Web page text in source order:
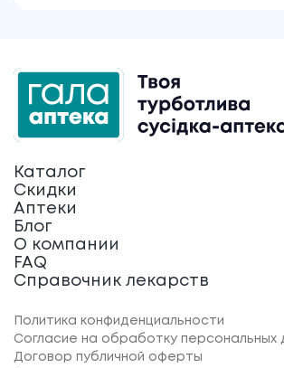
Каталог
Скидки
Аптеки
Блог
О компании
FAQ
Справочник лекарств
Политика конфиденциальности
Согласие на обработку персональных
Договор публичной оферты